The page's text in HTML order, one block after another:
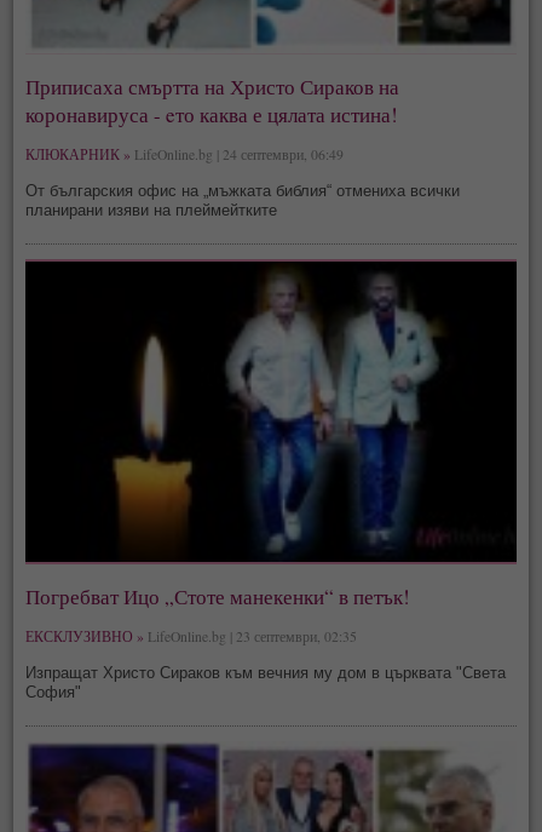
Приписаха смъртта на Христо Сираков на
коронавируса - eто каква е цялата истина!
КЛЮКАРНИК » LifeOnline.bg | 24 септември, 06:49
От българския офис на „мъжката библия“ отмениха всички
планирани изяви на плеймейтките
Погребват Ицо „Стоте манекенки“ в петък!
ЕКСКЛУЗИВНО » LifeOnline.bg | 23 септември, 02:35
Изпращат Христо Сираков към вечния му дом в църквата "Света
София"